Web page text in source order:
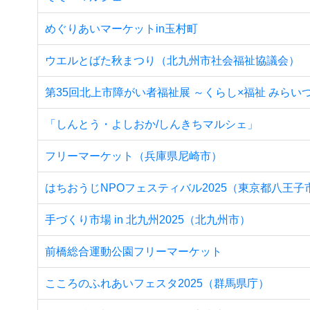
めぐりあいマーケットin玉村町
ウエルとばた秋まつり（北九州市社会福祉協議会）
第35回北上市障がい者福祉展 ～くらし×福祉 みらい
「しんとう・よしおか/しんきちマルシェ」
フリーマーケット（兵庫県尼崎市）
はちおうじNPOフェスティバル2025（東京都八王子
手づくり市場 in 北九州2025（北九州市）
前橋総合運動公園フリーマーケット
こころのふれあいフェスタ2025（群馬県庁）